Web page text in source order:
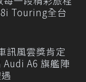
Touring全台
訊風雲獎肯定
Audi A6 旗艦陣